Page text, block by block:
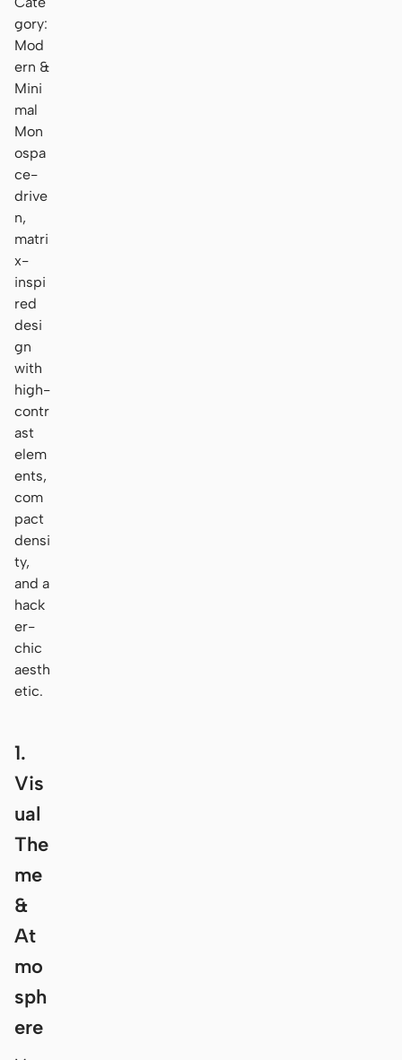
gory:
Mod
ern &
Mini
mal
Mon
ospa
ce-
drive
n,
matri
x-
inspi
red
desi
gn
with
high-
contr
ast
elem
ents,
com
pact
densi
ty,
and a
hack
er-
chic
aesth
etic.
1.
Vis
ual
The
me
&
At
mo
sph
ere